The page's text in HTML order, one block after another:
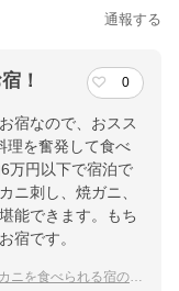
通報する
！ 0
宿なので、おスス
理を奮発して食べ
万円以下で宿泊で
ニ刺し、焼ガニ、
能できます。もち
宿です。
べられる宿のおすすめは？